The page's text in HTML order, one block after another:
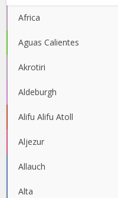
Africa
Aguas Calientes
Akrotiri
Aldeburgh
Alifu Alifu Atoll
Aljezur
Allauch
Alta